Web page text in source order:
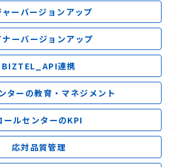
ャーバージョンアップ
ナーバージョンアップ
BIZTEL_API連携
ターの教育・マネジメント
ールセンターのKPI
応対品質管理